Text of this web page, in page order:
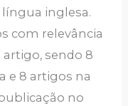
língua inglesa.
com relevância
sendo 8
e 8 artigos na
no